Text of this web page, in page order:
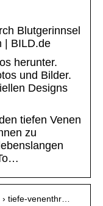
Blutgerinnsel
| BILD.de
herunter.
und Bilder.
Designs
tiefen Venen
zu
› tiefe-venenthr…